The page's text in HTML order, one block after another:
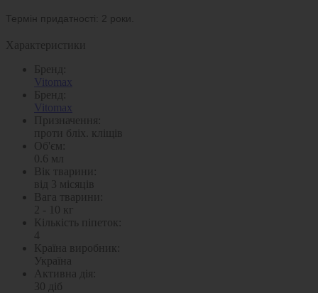
Термiн придатностi: 2 роки.
Характеристики
Бренд:
Vitomax
Бренд:
Vitomax
Призначення:
проти бліх. кліщів
Об'єм:
0.6 мл
Вік тварини:
від 3 місяців
Вага тварини:
2 - 10 кг
Кількість піпеток:
4
Країна виробник:
Україна
Активна дія:
30 діб